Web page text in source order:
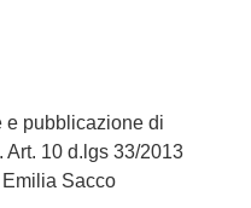
e pubblicazione di
10 d.lgs 33/2013
Sacco